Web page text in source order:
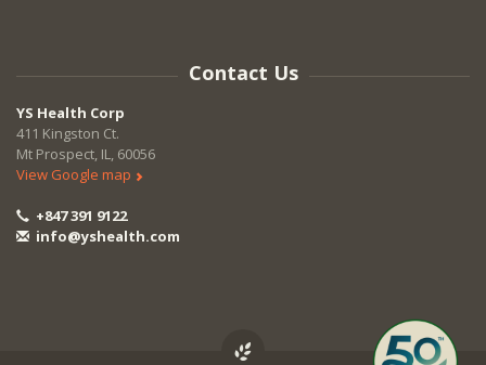
Contact Us
YS Health Corp
411 Kingston Ct.
Mt Prospect, IL, 60056
View Google map
+847 391 9122
info@yshealth.com